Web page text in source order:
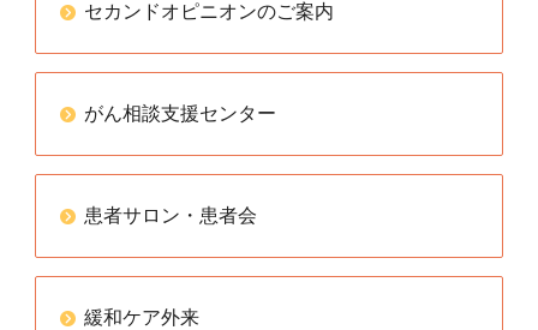
セカンドオピニオンのご案内
がん相談支援センター
患者サロン・患者会
緩和ケア外来